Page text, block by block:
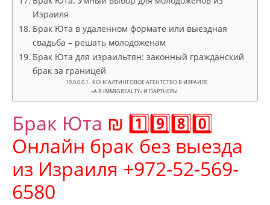
Израиля
Брак Юта в удаленном формате или выездная
свадьба – решать молодоженам
Брак Юта для израильтян: законный гражданский
брак за границей
КОНСАЛТИНГОВОЕ АГЕНТСТВО В ИЗРАИЛЕ
«A.R.IMMIGREALTY» И ПАРТНЕРЫ
Брак Юта ₪ 1️⃣9️⃣8️⃣0️⃣
Онлайн брак без выезда
из Израиля +972-52-569-
6580